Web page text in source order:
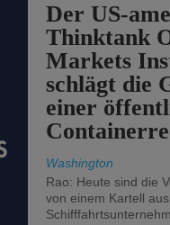
Der US-
Thinktank
Markets
schlägt die
einer
Washington
Rao: Heute sind die
von einem Kartell